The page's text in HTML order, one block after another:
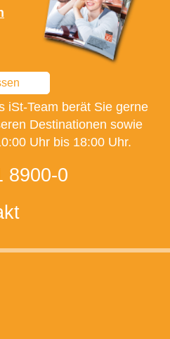
iSt-Team berät Sie gerne
Destinationen sowie
Uhr bis 18:00 Uhr.
8900-0